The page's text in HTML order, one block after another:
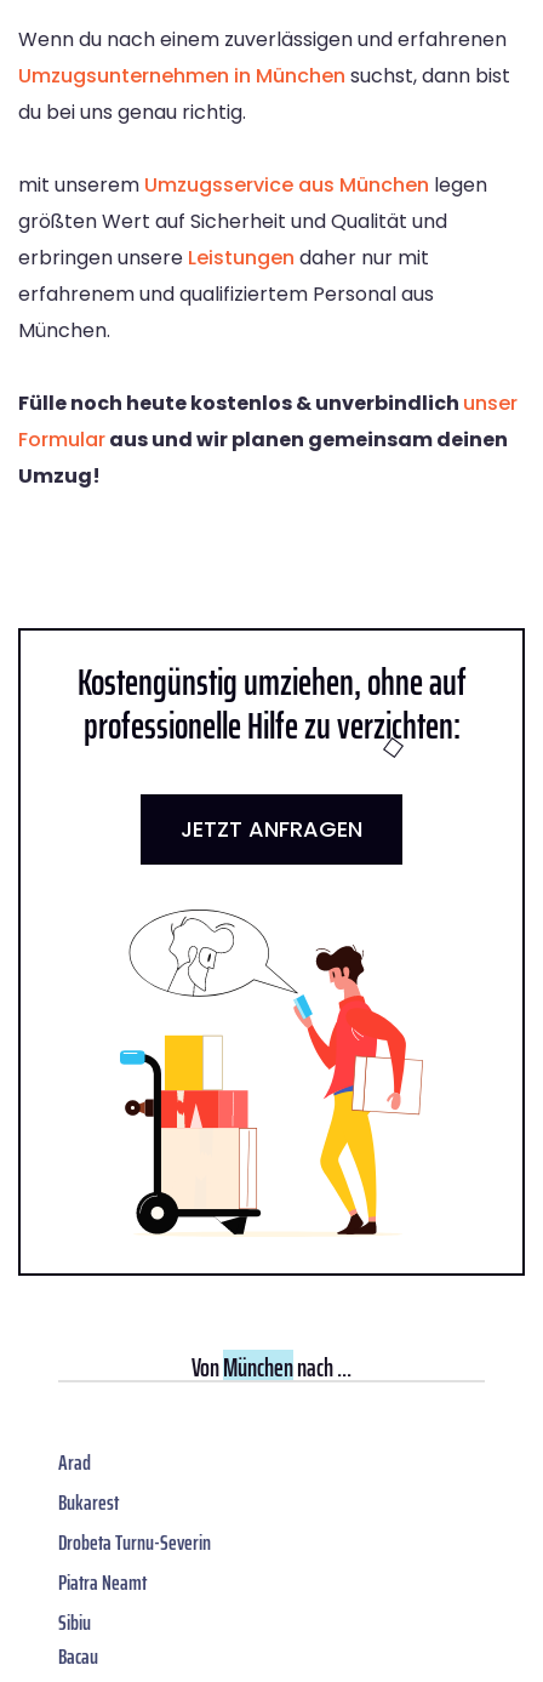
Wenn du nach einem zuverlässigen und erfahrenen
Umzugsunternehmen in München suchst, dann bist
du bei uns genau richtig.
mit unserem Umzugsservice aus München legen
größten Wert auf Sicherheit und Qualität und
erbringen unsere Leistungen daher nur mit
erfahrenem und qualifiziertem Personal aus
München.
Fülle noch heute kostenlos & unverbindlich unser
Formularaus und wir planen gemeinsam deinen
Umzug!
Kostengünstig umziehen, ohne auf
professionelle Hilfe zu verzichten:
JETZT ANFRAGEN
VonMünchennach ...
Arad
Bukarest
Drobeta Turnu-Severin
Piatra Neamt
Sibiu
Bacau